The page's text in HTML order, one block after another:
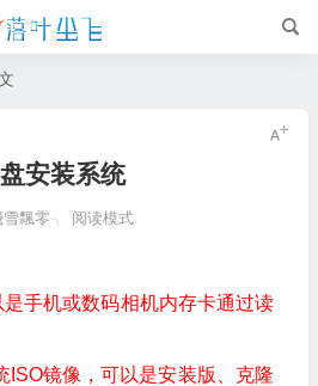
安装系统
雪飄零╮ 阅读模式
手机或数码相机内存卡通过读
ISO镜像，可以是安装版、克隆